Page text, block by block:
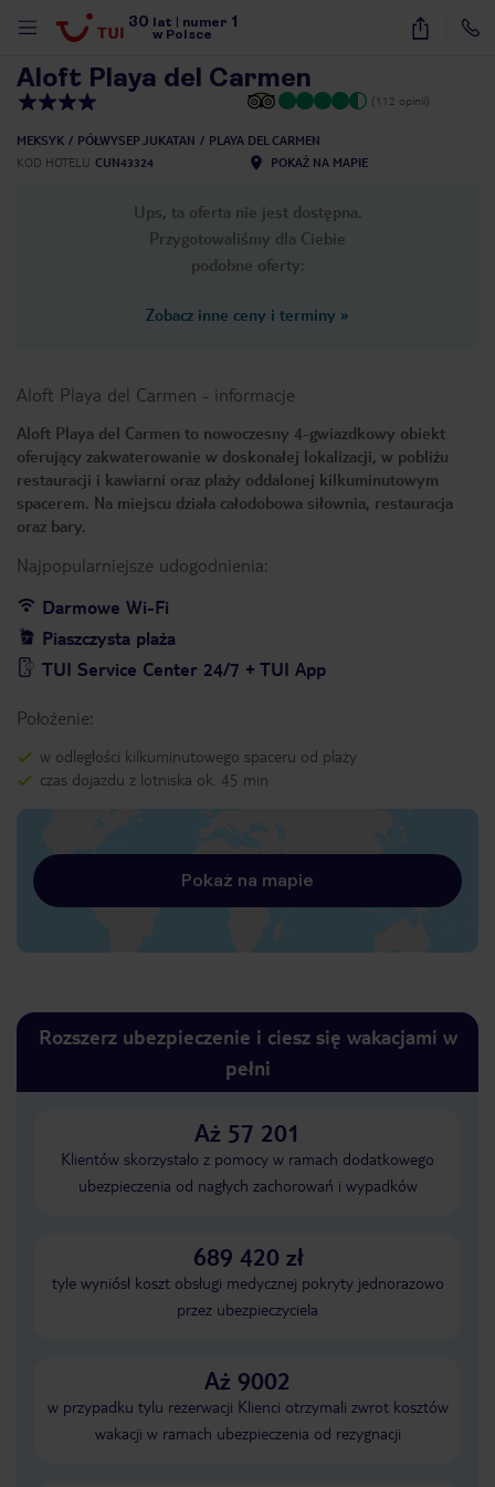
30 lat numer 1
w Polsce
37
Aloft Playa del Carmen
(112 opinii)
MEKSYK PÓŁWYSEP JUKATAN
PLAYA DEL CARMEN
KOD HOTELU CUN43324 POKAŻ NA MAPIE
Ups, ta oferta nie jest dostępna.
Przygotowaliśmy dla Ciebie
podobne oferty:
Zobacz inne ceny i terminy »
Aloft Playa del Carmen - informacje
Aloft Playa del Carmen to nowoczesny 4-gwiazdkowy obiekt
oferujący zakwaterowanie w doskonałej lokalizacji, w pobliżu
restauracji i kawiarni oraz plaży oddalonej kilkuminutowym
spacerem. Na miejscu działa całodobowa siłownia, restauracja
oraz bary.
Najpopularniejsze udogodnienia:
Darmowe Wi-Fi
Piaszczysta plaża
TUI Service Center 24/7 + TUI App
Położenie:
w odległości kilkuminutowego spaceru od plaży
czas dojazdu z lotniska ok. 45 min
Pokaż na mapie
Rozszerz ubezpieczenie i ciesz się wakacjami w
pełni
Aż 57 201
Klientów skorzystało z pomocy w ramach dodatkowego
ubezpieczenia od nagłych zachorowań i wypadków
689 420 zł
tyle wyniósł koszt obsługi medycznej pokryty jednorazowo
przez ubezpieczyciela
Aż 9002
w przypadku tylu rezerwacji Klienci otrzymali zwrot kosztów
wakacji w ramach ubezpieczenia od rezygnacji